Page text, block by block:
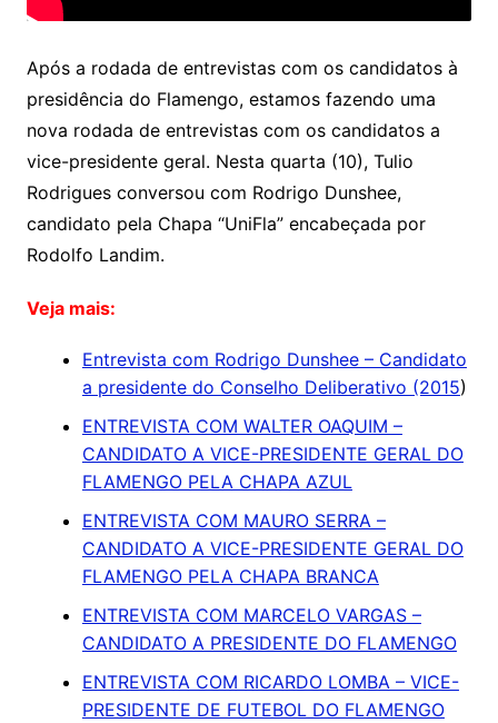
Após a rodada de entrevistas com os candidatos à
presidência do Flamengo, estamos fazendo uma
nova rodada de entrevistas com os candidatos a
vice-presidente geral. Nesta quarta (10), Tulio
Rodrigues conversou com Rodrigo Dunshee,
candidato pela Chapa “UniFla” encabeçada por
Rodolfo Landim.
Veja mais:
Entrevista com Rodrigo Dunshee – Candidato
a presidente do Conselho Deliberativo (2015)
ENTREVISTA COM WALTER OAQUIM –
CANDIDATO A VICE-PRESIDENTE GERAL DO
FLAMENGO PELA CHAPA AZUL
ENTREVISTA COM MAURO SERRA –
CANDIDATO A VICE-PRESIDENTE GERAL DO
FLAMENGO PELA CHAPA BRANCA
ENTREVISTA COM MARCELO VARGAS –
CANDIDATO A PRESIDENTE DO FLAMENGO
ENTREVISTA COM RICARDO LOMBA – VICE-
PRESIDENTE DE FUTEBOL DO FLAMENGO